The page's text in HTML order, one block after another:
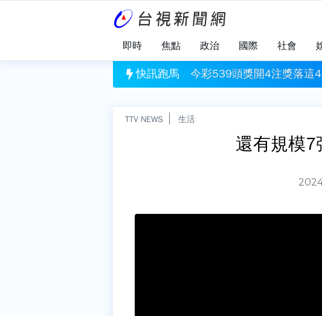
即時 焦點 政治 國際 社會
快訊跑馬
沙烏地阿拉伯、土耳其、巴基斯坦簽署共同防禦條約
今彩539頭獎開4注獎落這4
TTV NEWS 生活
還有規模7